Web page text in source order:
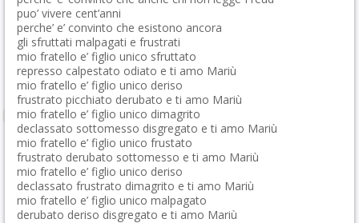
puo’ vivere cent’anni
perche’ e’ convinto che esistono ancora
gli sfruttati malpagati e frustrati
mio fratello e’ figlio unico sfruttato
represso calpestato odiato e ti amo Mariù
mio fratello e’ figlio unico deriso
frustrato picchiato derubato e ti amo Mariù
mio fratello e’ figlio unico dimagrito
declassato sottomesso disgregato e ti amo Mariù
mio fratello e’ figlio unico frustato
frustrato derubato sottomesso e ti amo Mariù
mio fratello e’ figlio unico deriso
declassato frustrato dimagrito e ti amo Mariù
mio fratello e’ figlio unico malpagato
derubato deriso disgregato e ti amo Mariù